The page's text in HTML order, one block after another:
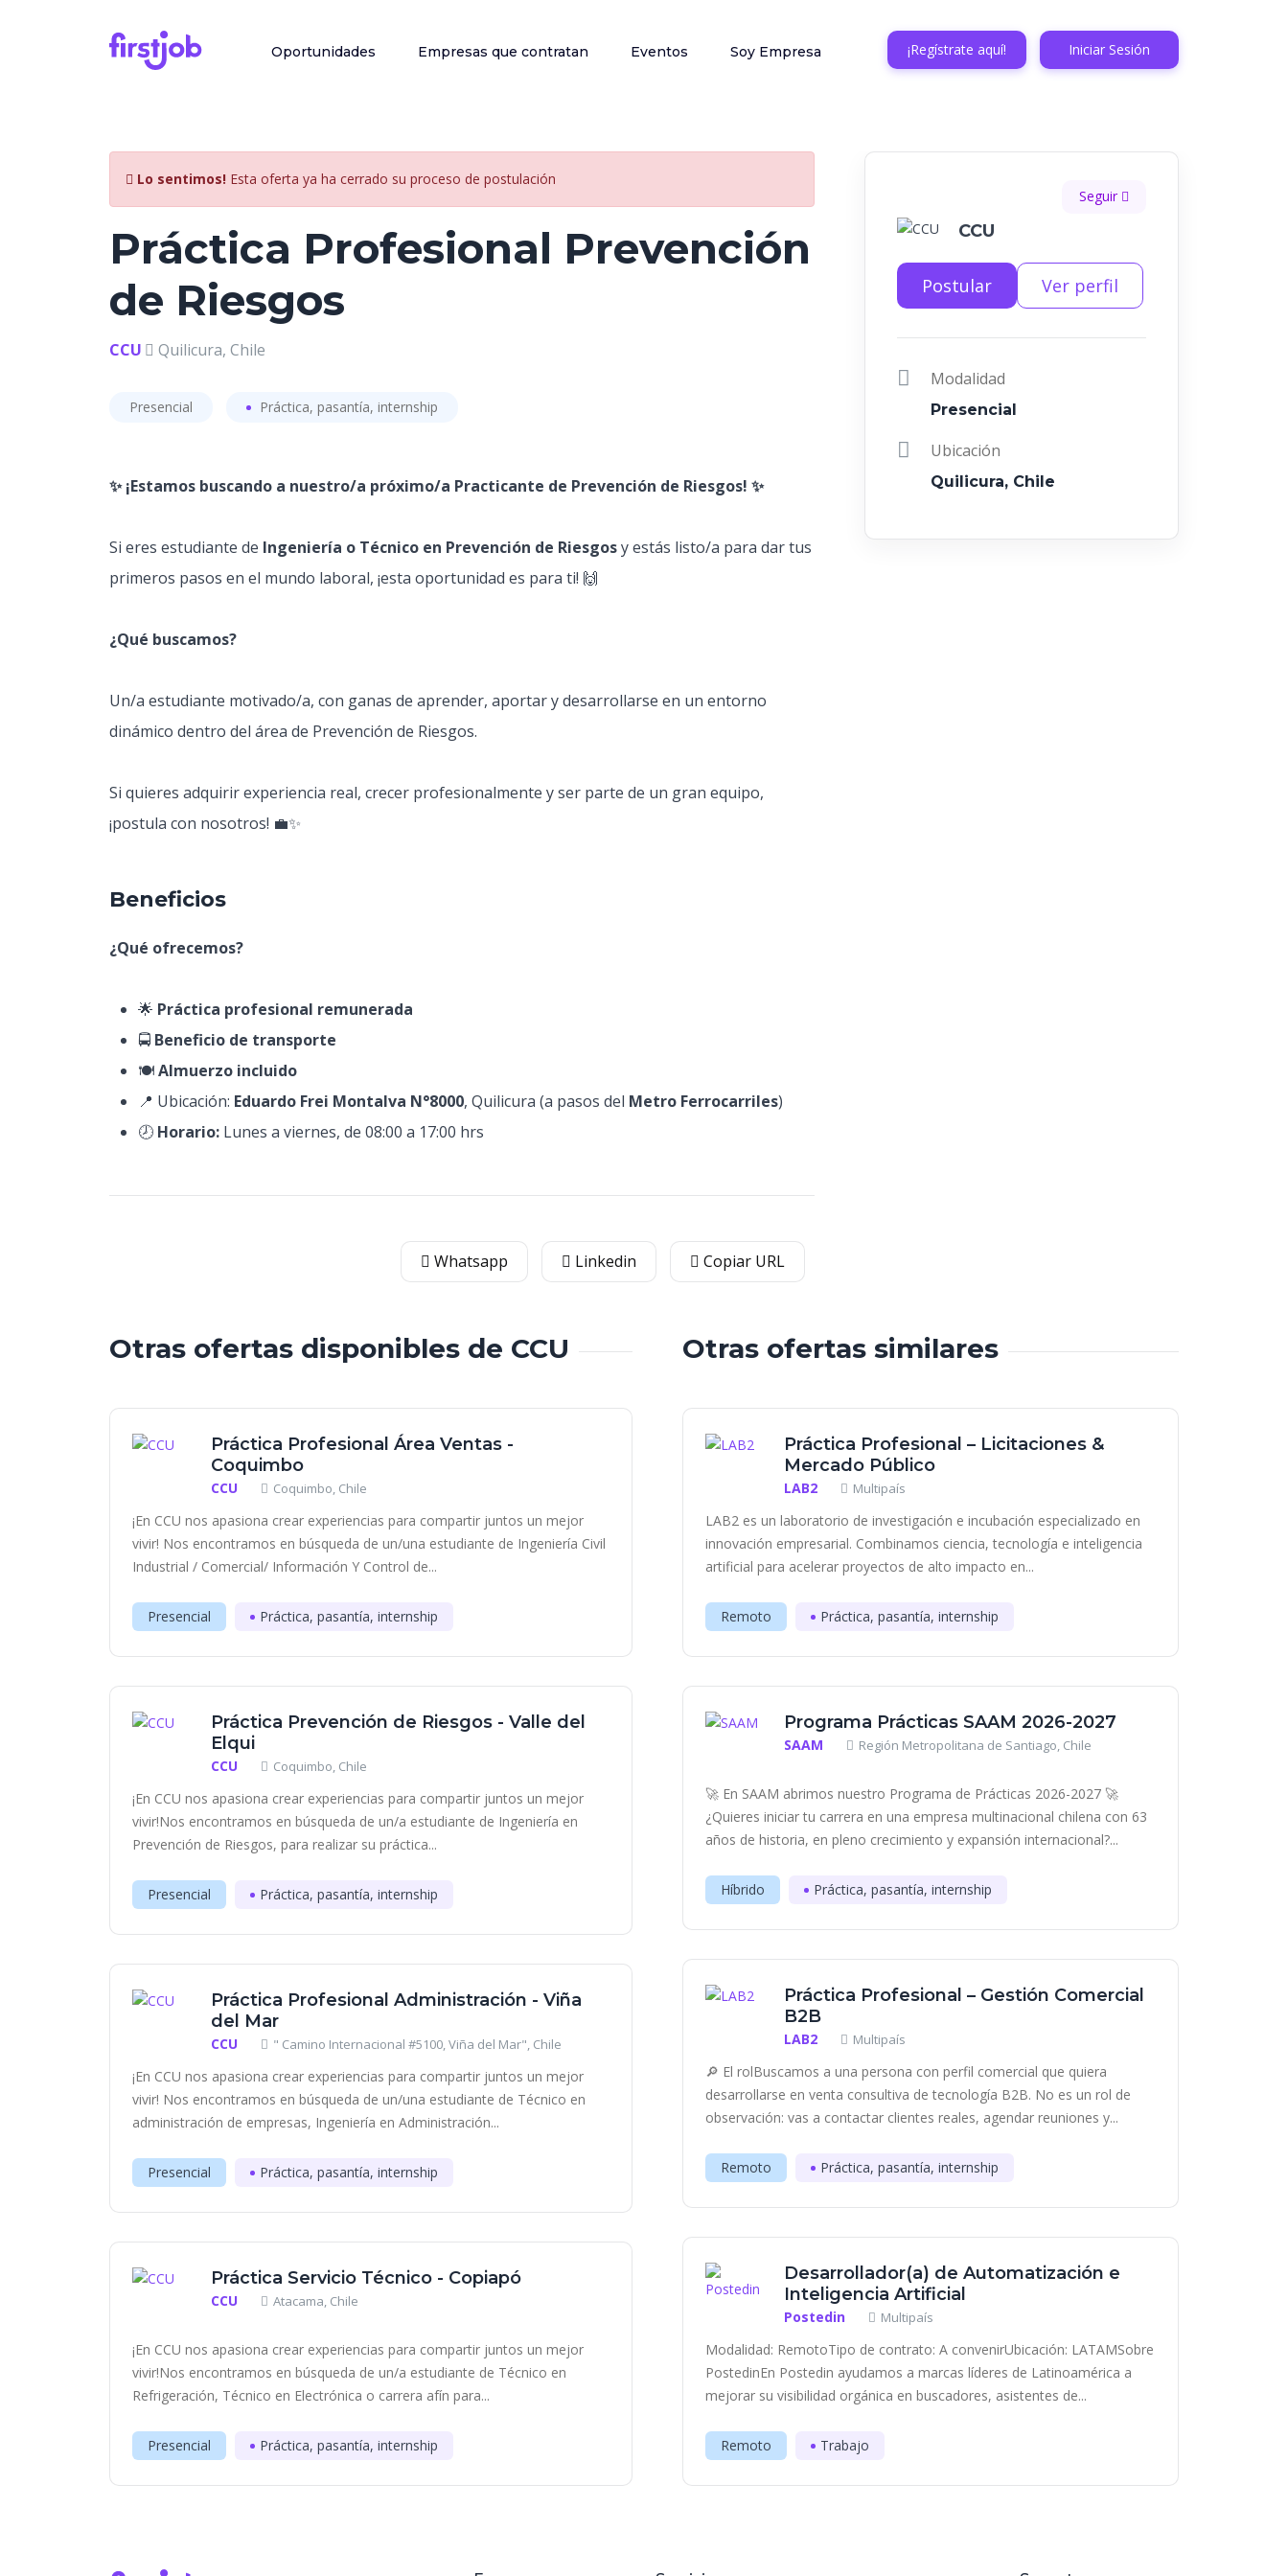
Oportunidades Empresas que contratan Eventos Soy Empresa ¡Regístrate aquí! Iniciar Sesión
Lo sentimos! Esta oferta ya ha cerrado su proceso de postulación
Práctica Profesional Prevención
de Riesgos
CCU Quilicura, Chile
Presencial Práctica, pasantía, internship
✨ ¡Estamos buscando a nuestro/a próximo/a Practicante de Prevención de Riesgos! ✨
Si eres estudiante de Ingeniería o Técnico en Prevención de Riesgosy estás listo/a para dar tus
primeros pasos en el mundo laboral, ¡esta oportunidad es para ti! 🙌
¿Qué buscamos?
Un/a estudiante motivado/a, con ganas de aprender, aportar y desarrollarse en un entorno
dinámico dentro del área de Prevención de Riesgos.
Si quieres adquirir experiencia real, crecer profesionalmente y ser parte de un gran equipo,
¡postula con nosotros! 💼✨
Beneficios
¿Qué ofrecemos?
🌟 Práctica profesional remunerada
🚍 Beneficio de transporte
🍽️Almuerzo incluido
📍 Ubicación: Eduardo Frei Montalva N°8000, Quilicura (a pasos del Metro Ferrocarriles)
🕗 Horario: Lunes a viernes, de 08:00 a 17:00 hrs
Whatsapp Linkedin Copiar URL
Seguir
CCU
Postular Ver perfil
Modalidad
Presencial
Ubicación
Quilicura, Chile
Otras ofertas disponibles de CCU
Práctica Profesional Área Ventas -
Coquimbo
CCU Coquimbo, Chile
¡En CCU nos apasiona crear experiencias para compartir juntos un mejor
vivir! Nos encontramos en búsqueda de un/una estudiante de Ingeniería Civil
Industrial / Comercial/ Información Y Control de...
Presencial Práctica, pasantía, internship
Práctica Prevención de Riesgos - Valle del
Elqui
CCU Coquimbo, Chile
¡En CCU nos apasiona crear experiencias para compartir juntos un mejor
vivir!Nos encontramos en búsqueda de un/a estudiante de Ingeniería en
Prevención de Riesgos, para realizar su práctica...
Presencial Práctica, pasantía, internship
Práctica Profesional Administración - Viña
del Mar
CCU " Camino Internacional #5100, Viña del Mar", Chile
¡En CCU nos apasiona crear experiencias para compartir juntos un mejor
vivir! Nos encontramos en búsqueda de un/una estudiante de Técnico en
administración de empresas, Ingeniería en Administración...
Presencial Práctica, pasantía, internship
Práctica Servicio Técnico - Copiapó
CCU Atacama, Chile
¡En CCU nos apasiona crear experiencias para compartir juntos un mejor
vivir!Nos encontramos en búsqueda de un/a estudiante de Técnico en
Refrigeración, Técnico en Electrónica o carrera afín para...
Presencial Práctica, pasantía, internship
Otras ofertas similares
Práctica Profesional – Licitaciones &
Mercado Público
LAB2 Multipaís
LAB2 es un laboratorio de investigación e incubación especializado en
innovación empresarial. Combinamos ciencia, tecnología e inteligencia
artificial para acelerar proyectos de alto impacto en...
Remoto Práctica, pasantía, internship
Programa Prácticas SAAM 2026-2027
SAAM Región Metropolitana de Santiago, Chile
🚀 En SAAM abrimos nuestro Programa de Prácticas 2026-2027 🚀
¿Quieres iniciar tu carrera en una empresa multinacional chilena con 63
años de historia, en pleno crecimiento y expansión internacional?...
Híbrido Práctica, pasantía, internship
Práctica Profesional – Gestión Comercial
B2B
LAB2 Multipaís
🔎 El rolBuscamos a una persona con perfil comercial que quiera
desarrollarse en venta consultiva de tecnología B2B. No es un rol de
observación: vas a contactar clientes reales, agendar reuniones y...
Remoto Práctica, pasantía, internship
Desarrollador(a) de Automatización e
Inteligencia Artificial
Postedin Multipaís
Modalidad: RemotoTipo de contrato: A convenirUbicación: LATAMSobre
PostedinEn Postedin ayudamos a marcas líderes de Latinoamérica a
mejorar su visibilidad orgánica en buscadores, asistentes de...
Remoto Trabajo